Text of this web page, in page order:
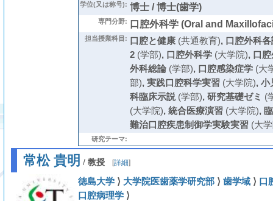
学位(又は称号): 博士 / 博士(歯学)
専門分野: 口腔外科学 (Oral and
担当授業科目: 口腔と健康(共通教育), 口腔外科各
2(学部), 口腔外科学(大学院), 口
外科総論(学部), 口腔感染症学(大
部), 実践口腔科学実習 (大学院), 小
科臨床示説(学部), 研究基礎ゼミ (
(大学院), 統合医療演習 (大学院),
難治口腔疾患制御学実験実習 (大
研究テーマ:
常松 貴明 / 教授 [詳細]
徳島大学⟩ 大学院医歯薬学研究部⟩ 歯学域⟩ 口
口腔病理学⟩